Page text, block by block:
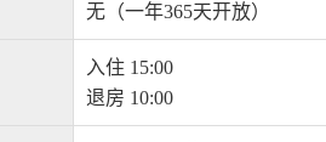
无（一年365天开放）
入住 15:00
退房 10:00